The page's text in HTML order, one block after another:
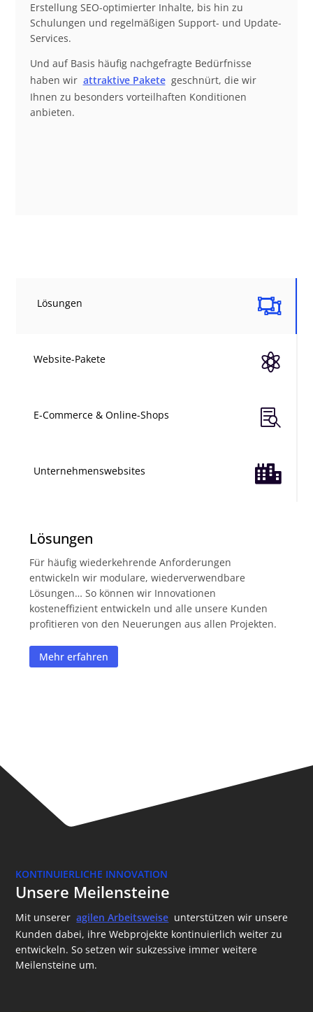
Erstellung SEO-optimierter Inhalte, bis hin zu
Schulungen und regelmäßigen Support- und Update-
Services.
Und auf Basis häufig nachgefragte Bedürfnisse
haben wir attraktive Pakete geschnürt, die wir
Ihnen zu besonders vorteilhaften Konditionen
anbieten.

Lösungen

Website-Pakete

E-Commerce & Online-Shops

Unternehmenswebsites
Lösungen
Für häufig wiederkehrende Anforderungen
entwickeln wir modulare, wiederverwendbare
Lösungen… So können wir Innovationen
kosteneffizient entwickeln und alle unsere Kunden
profitieren von den Neuerungen aus allen Projekten.
Mehr erfahren
KONTINUIERLICHE INNOVATION
Unsere Meilensteine
Mit unserer agilen Arbeitsweise unterstützen wir unsere
Kunden dabei, ihre Webprojekte kontinuierlich weiter zu
entwickeln. So setzen wir sukzessive immer weitere
Meilensteine um.